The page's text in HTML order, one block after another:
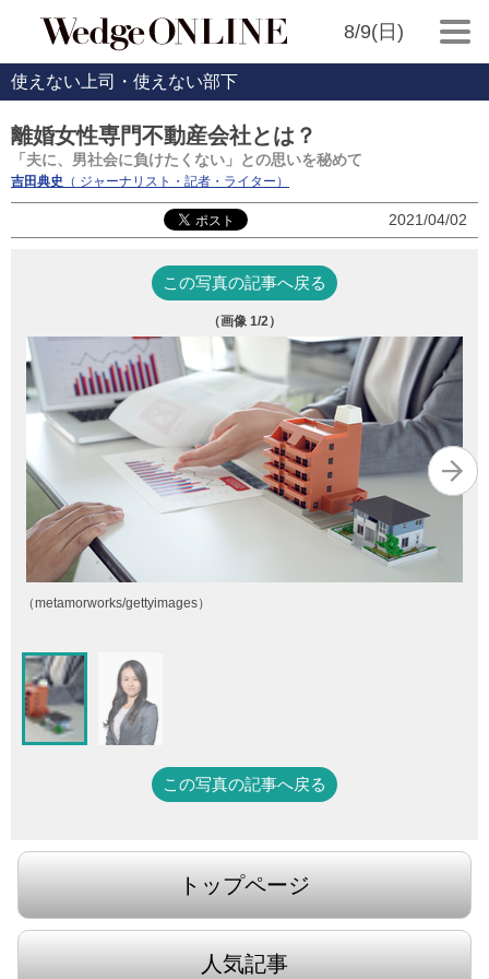
8/9(日)
使えない上司・使えない部下
離婚女性専門不動産会社とは？
「夫に、男社会に負けたくない」との思いを秘めて
吉田典史 （ ジャーナリスト・記者・ライター）
2021/04/02
この写真の記事へ戻る
（画像 1/2）
（metamorworks/gettyimages）
この写真の記事へ戻る
トップページ
人気記事